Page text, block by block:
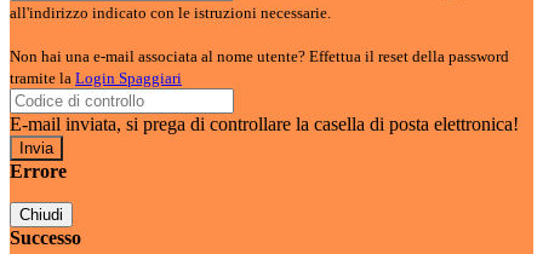
all'indirizzo indicato con le istruzioni necessarie.
Non hai una e-mail associata al nome utente? Effettua il reset della password
tramite la Login Spaggiari
E-mail inviata, si prega di controllare la casella di posta elettronica!
Errore
Chiudi
Successo